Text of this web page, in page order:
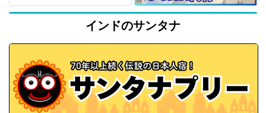
インドのサンタナ